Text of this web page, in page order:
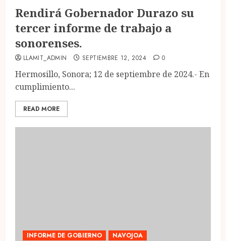
Rendirá Gobernador Durazo su
tercer informe de trabajo a
sonorenses.
LLAMIT_ADMIN SEPTIEMBRE 12, 2024 0
Hermosillo, Sonora; 12 de septiembre de 2024.- En
cumplimiento...
READ MORE
INFORME DE GOBIERNO NAVOJOA